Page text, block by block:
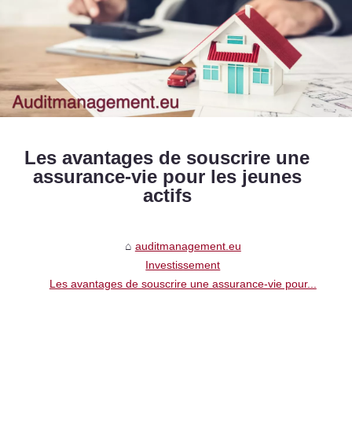
Les avantages de souscrire une
assurance-vie pour les jeunes
actifs
auditmanagement.eu
Investissement
Les avantages de souscrire une assurance-vie pour...